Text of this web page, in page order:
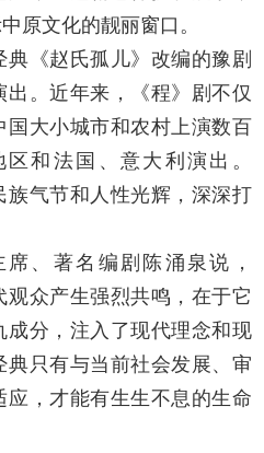
原文化的靓丽窗口。
《赵氏孤儿》改编的豫剧
出。近年来，《程》剧不仅
大小城市和农村上演数百
和法国、意大利演出。
族气节和人性光辉，深深打
、著名编剧陈涌泉说，
观众产生强烈共鸣，在于它
分，注入了现代理念和现
只有与当前社会发展、审
，才能有生生不息的生命